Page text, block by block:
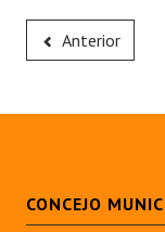
Anterior
CONCEJO